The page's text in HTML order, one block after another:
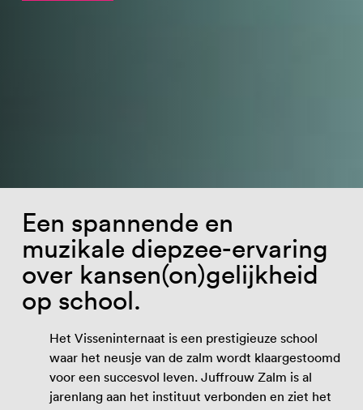
Een spannende en
muzikale diepzee-ervaring
over kansen(on)gelijkheid
op school.
Het Visseninternaat is een prestigieuze school
waar het neusje van de zalm wordt klaargestoomd
voor een succesvol leven. Juffrouw Zalm is al
jarenlang aan het instituut verbonden en ziet het